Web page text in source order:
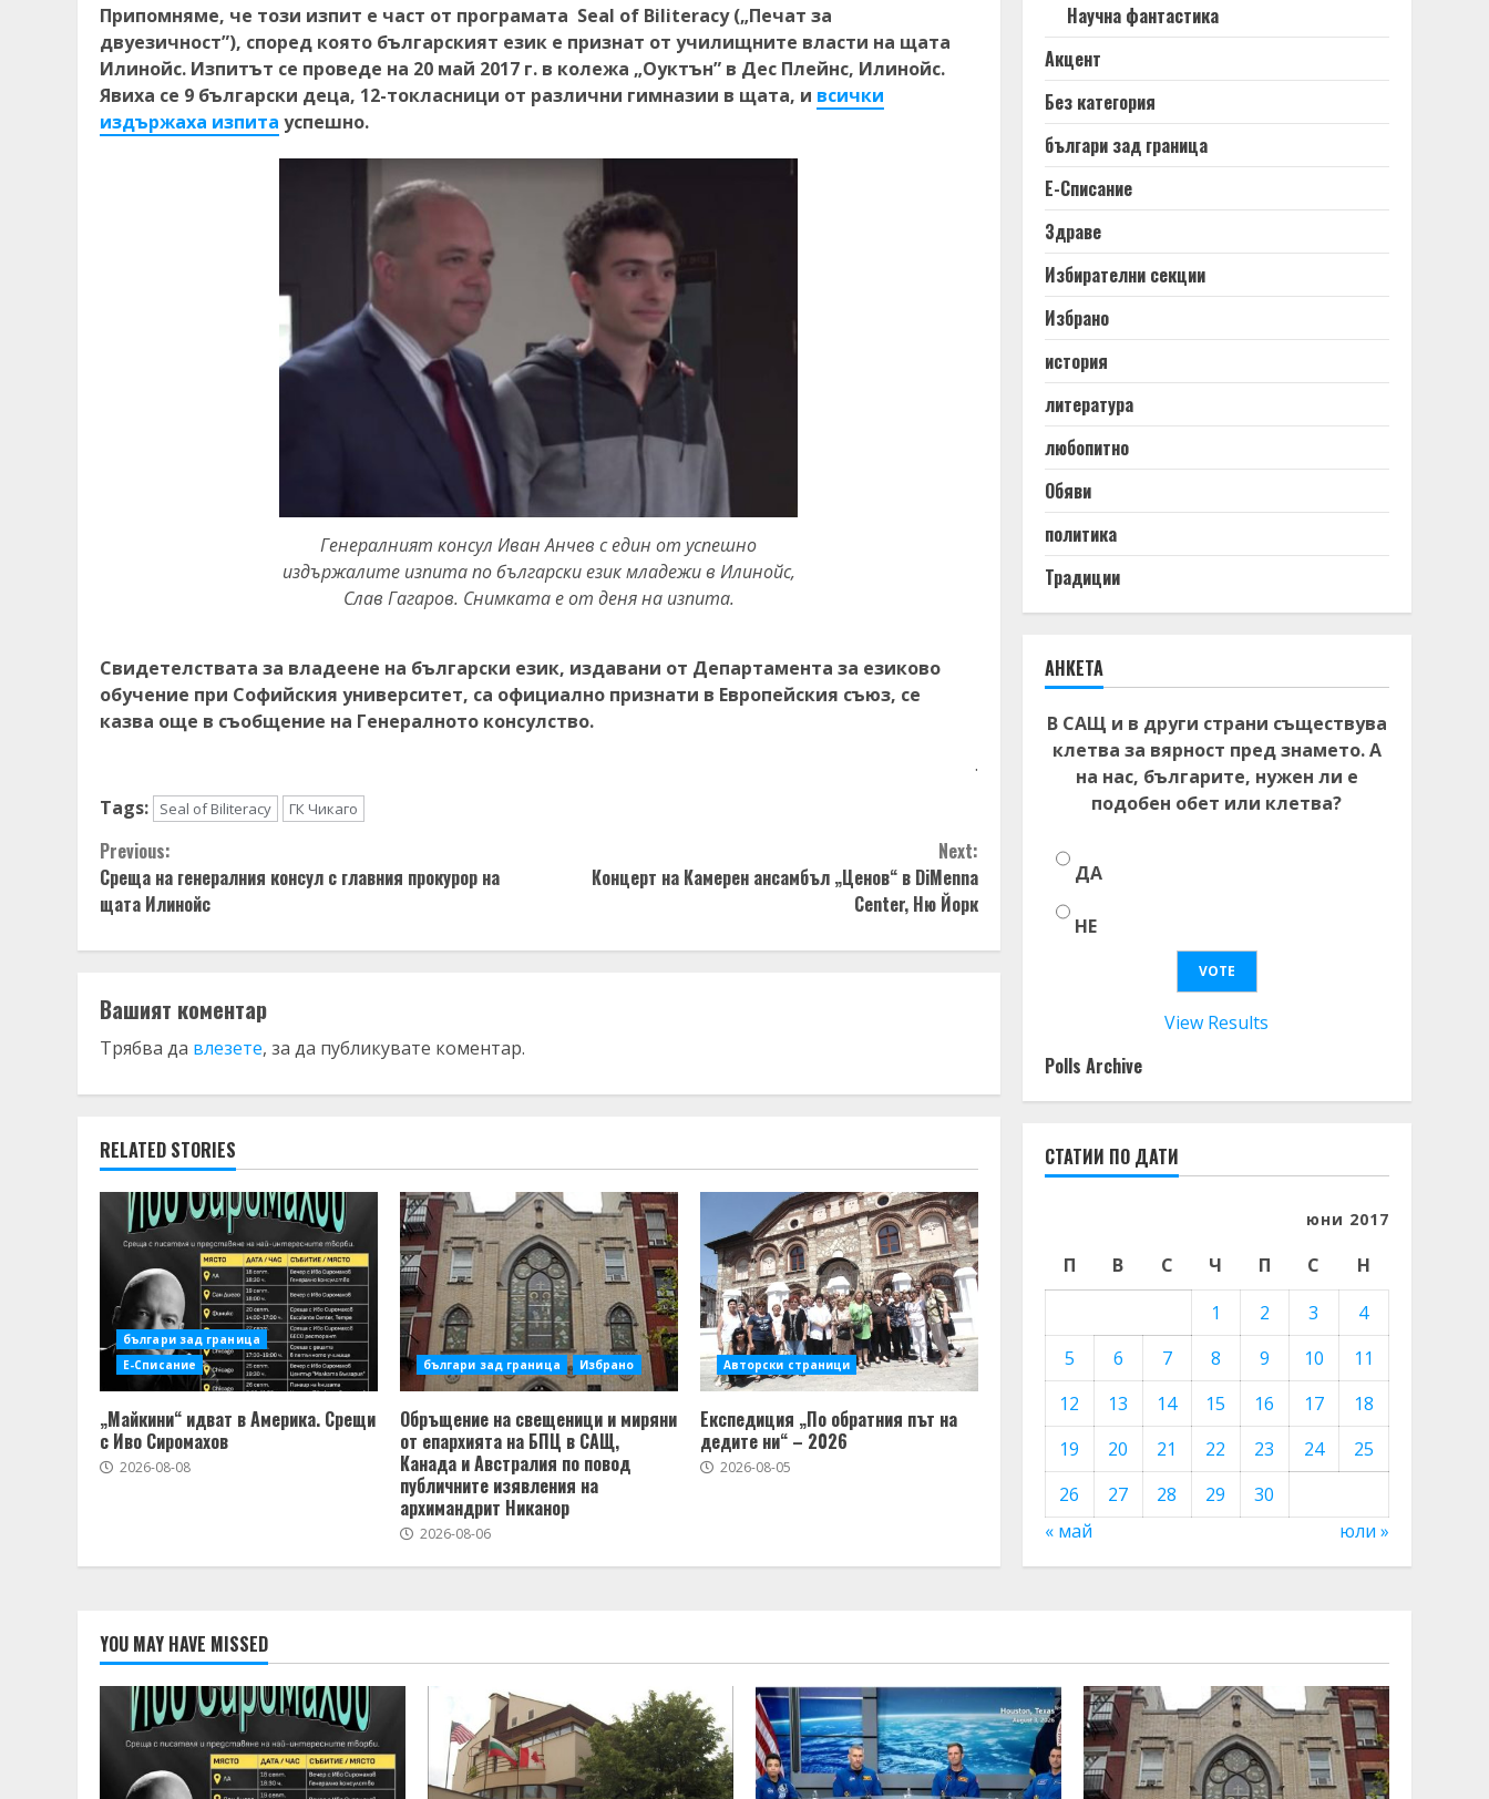
Припомняме, че този изпит е част от програмата Seal of Biliteracy („Печат за
двуезичност”), според която българският език е признат от училищните власти на щата
Илинойс. Изпитът се проведе на 20 май 2017 г. в колежа „Оуктън” в Дес Плейнс, Илинойс.
Явиха се 9 български деца, 12-токласници от различни гимназии в щата, и всички
издържаха изпита успешно.
Генералният консул Иван Анчев с един от успешно
издържалите изпита по български език младежи в Илинойс,
Слав Гагаров. Снимката е от деня на изпита.
Свидетелствата за владеене на български език, издавани от Дeпартамента за езиково
обучение при Софийския университет, са официално признати в Европейския съюз, се
казва още в съобщение на Генералното консулство.
.
Tags:
Seal of Biliteracy ГК Чикаго
Continue
Reading
Previous:
Среща на генералния консул с главния прокурор на
щата Илинойс
Next:
Концерт на Камерен ансамбъл „Ценов“ в DiMenna
Center, Ню Йорк
Вашият коментар
Трябва да влезете, за да публикувате коментар.
RELATED STORIES
българи зад граница
Е-Списание
„Майкини“ идват в Америка. Срещи
с Иво Сиромахов
2026-08-08
българи зад граница Избрано
Обръщение на свещеници и миряни
от епархията на БПЦ в САЩ,
Канада и Австралия по повод
публичните изявления на
архимандрит Никанор
2026-08-06
Авторски страници
Експедиция „По обратния път на
дедите ни“ – 2026
2026-08-05
Научна фантастика
Акцент
Без категория
българи зад граница
Е-Списание
Здраве
Избирателни секции
Избрано
история
литература
любопитно
Обяви
политика
Традиции
АНКЕТА
В САЩ и в други страни съществува
клетва за вярност пред знамето. А
на нас, българите, нужен ли е
подобен обет или клетва?
ДА
НЕ
View Results
Polls Archive
СТАТИИ ПО ДАТИ
юни 2017
П В С Ч П С
Н
1
2 3
4
5
6 7 8 9 10
11
12
13 14 15 16 17
18
19
20 21 22 23 24
25
26
27 28 29
30
« май
юли »
YOU MAY HAVE MISSED